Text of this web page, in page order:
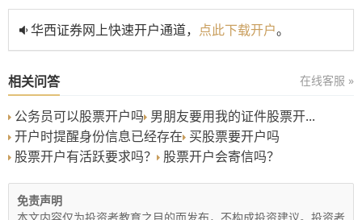
华西证券网上快速开户通道， 点此下载开户。
相关问答 在线客服 »
公务员可以股票开户吗 男朋友要用我的证件股票开...
开户时提醒身份信息已经存在 买股票要开户吗
股票开户有活跃要求吗？
股票开户会寄信吗？
免责声明